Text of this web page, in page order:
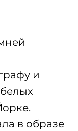
и
в образе